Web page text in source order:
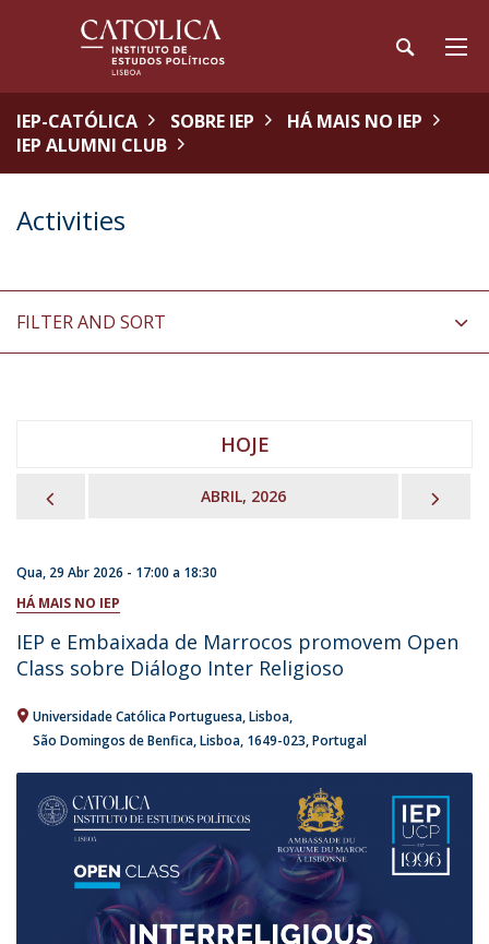
IEP-CATÓLICA SOBRE IEP
HÁ MAIS NO IEP
IEP ALUMNI CLUB
Activities
FILTER AND SORT
HOJE
ABRIL, 2026
Qua, 29 Abr 2026 - 17:00 a 18:30
HÁ MAIS NO IEP
IEP e Embaixada de Marrocos promovem Open
Class sobre Diálogo Inter Religioso
Universidade Católica Portuguesa Lisboa
São Domingos de Benfica, Lisboa 1649-023 Portugal